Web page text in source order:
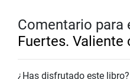
Comentario para
Fuertes. Valiente
¿Has disfrutado este